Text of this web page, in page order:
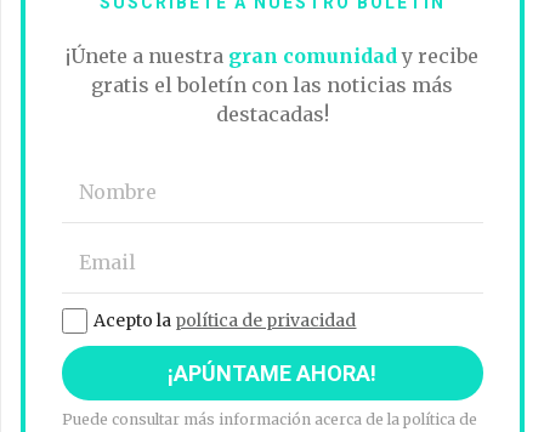
¡Únete a nuestra gran comunidad y recibe
gratis el boletín con las noticias más
destacadas!
Acepto la política de privacidad
Puede consultar más información acerca de la política de